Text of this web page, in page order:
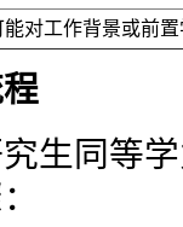
对工作背景或前
生同等